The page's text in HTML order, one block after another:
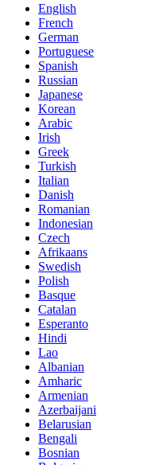
English
French
German
Portuguese
Spanish
Russian
Japanese
Korean
Arabic
Irish
Greek
Turkish
Italian
Danish
Romanian
Indonesian
Czech
Afrikaans
Swedish
Polish
Basque
Catalan
Esperanto
Hindi
Lao
Albanian
Amharic
Armenian
Azerbaijani
Belarusian
Bengali
Bosnian